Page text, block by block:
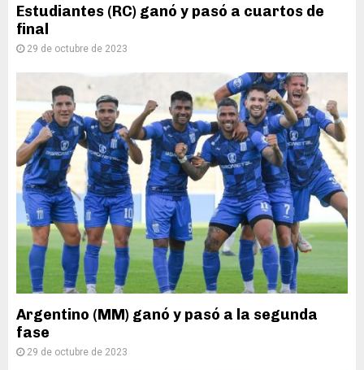
Estudiantes (RC) ganó y pasó a cuartos de
final
29 de octubre de 2023
Argentino (MM) ganó y pasó a la segunda
fase
29 de octubre de 2023